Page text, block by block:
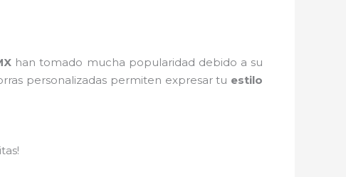
han tomado mucha popularidad debido a su
personalizadas permiten expresar tu estilo